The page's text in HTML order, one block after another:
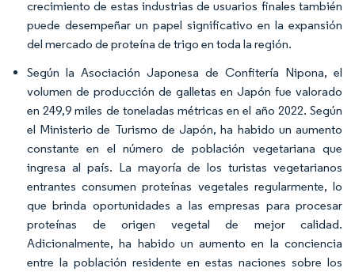
crecimiento de estas industrias de usuarios finales también
puede desempeñar un papel significativo en la expansión
del mercado de proteína de trigo en toda la región.
Según la Asociación Japonesa de Confitería Nipona, el
volumen de producción de galletas en Japón fue valorado
en 249,9 miles de toneladas métricas en el año 2022. Según
el Ministerio de Turismo de Japón, ha habido un aumento
constante en el número de población vegetariana que
ingresa al país. La mayoría de los turistas vegetarianos
entrantes consumen proteínas vegetales regularmente, lo
que brinda oportunidades a las empresas para procesar
proteínas de origen vegetal de mejor calidad.
Adicionalmente, ha habido un aumento en la conciencia
entre la población residente en estas naciones sobre los